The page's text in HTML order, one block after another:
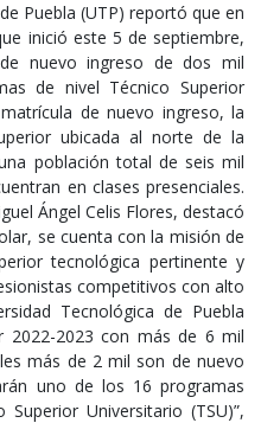
Puebla (UTP) reportó que en
inició este 5 de septiembre,
nuevo ingreso de dos mil
de nivel Técnico Superior
de nuevo ingreso, la
ubicada al norte de la
población total de seis mil
en clases presenciales.
Ángel Celis Flores, destacó
se cuenta con la misión de
tecnológica pertinente y
competitivos con alto
Tecnológica de Puebla
2022-2023 con más de 6 mil
más de 2 mil son de nuevo
uno de los 16 programas
Universitario (TSU)”,